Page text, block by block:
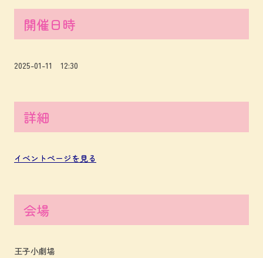
開催日時
2025-01-11 12:30
詳細
イベントページを見る
会場
王子小劇場